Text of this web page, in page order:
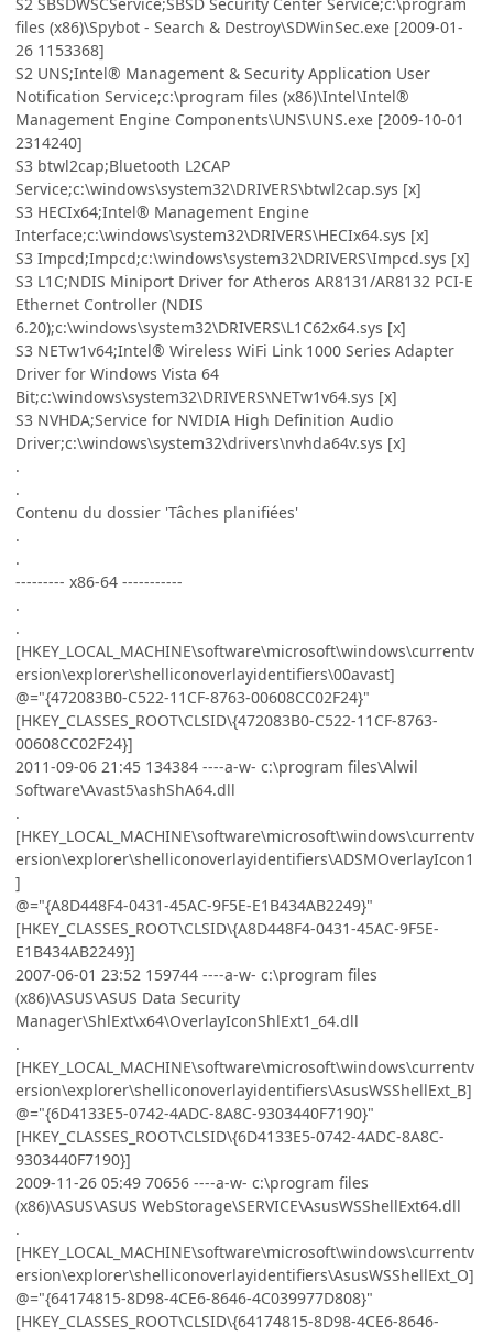
files (x86)\Spybot - Search & Destroy\SDWinSec.exe [2009-01-
26 1153368]
S2 UNS;Intel® Management & Security Application User
Notification Service;c:\program files (x86)\Intel\Intel®
Management Engine Components\UNS\UNS.exe [2009-10-01
2314240]
S3 btwl2cap;Bluetooth L2CAP
Service;c:\windows\system32\DRIVERS\btwl2cap.sys [x]
S3 HECIx64;Intel® Management Engine
Interface;c:\windows\system32\DRIVERS\HECIx64.sys [x]
S3 Impcd;Impcd;c:\windows\system32\DRIVERS\Impcd.sys [x]
S3 L1C;NDIS Miniport Driver for Atheros AR8131/AR8132 PCI-E
Ethernet Controller (NDIS
6.20);c:\windows\system32\DRIVERS\L1C62x64.sys [x]
S3 NETw1v64;Intel® Wireless WiFi Link 1000 Series Adapter
Driver for Windows Vista 64
Bit;c:\windows\system32\DRIVERS\NETw1v64.sys [x]
S3 NVHDA;Service for NVIDIA High Definition Audio
Driver;c:\windows\system32\drivers\nvhda64v.sys [x]
.
.
Contenu du dossier 'Tâches planifiées'
.
.
--------- x86-64 -----------
.
.
[HKEY_LOCAL_MACHINE\software\microsoft\windows\currentv
ersion\explorer\shelliconoverlayidentifiers\00avast]
@="{472083B0-C522-11CF-8763-00608CC02F24}"
[HKEY_CLASSES_ROOT\CLSID\{472083B0-C522-11CF-8763-
00608CC02F24}]
2011-09-06 21:45 134384 ----a-w- c:\program files\Alwil
Software\Avast5\ashShA64.dll
.
[HKEY_LOCAL_MACHINE\software\microsoft\windows\currentv
ersion\explorer\shelliconoverlayidentifiers\ADSMOverlayIcon1
]
@="{A8D448F4-0431-45AC-9F5E-E1B434AB2249}"
[HKEY_CLASSES_ROOT\CLSID\{A8D448F4-0431-45AC-9F5E-
E1B434AB2249}]
2007-06-01 23:52 159744 ----a-w- c:\program files
(x86)\ASUS\ASUS Data Security
Manager\ShlExt\x64\OverlayIconShlExt1_64.dll
.
[HKEY_LOCAL_MACHINE\software\microsoft\windows\currentv
ersion\explorer\shelliconoverlayidentifiers\AsusWSShellExt_B]
@="{6D4133E5-0742-4ADC-8A8C-9303440F7190}"
[HKEY_CLASSES_ROOT\CLSID\{6D4133E5-0742-4ADC-8A8C-
9303440F7190}]
2009-11-26 05:49 70656 ----a-w- c:\program files
(x86)\ASUS\ASUS WebStorage\SERVICE\AsusWSShellExt64.dll
.
[HKEY_LOCAL_MACHINE\software\microsoft\windows\currentv
ersion\explorer\shelliconoverlayidentifiers\AsusWSShellExt_O]
@="{64174815-8D98-4CE6-8646-4C039977D808}"
[HKEY_CLASSES_ROOT\CLSID\{64174815-8D98-4CE6-8646-